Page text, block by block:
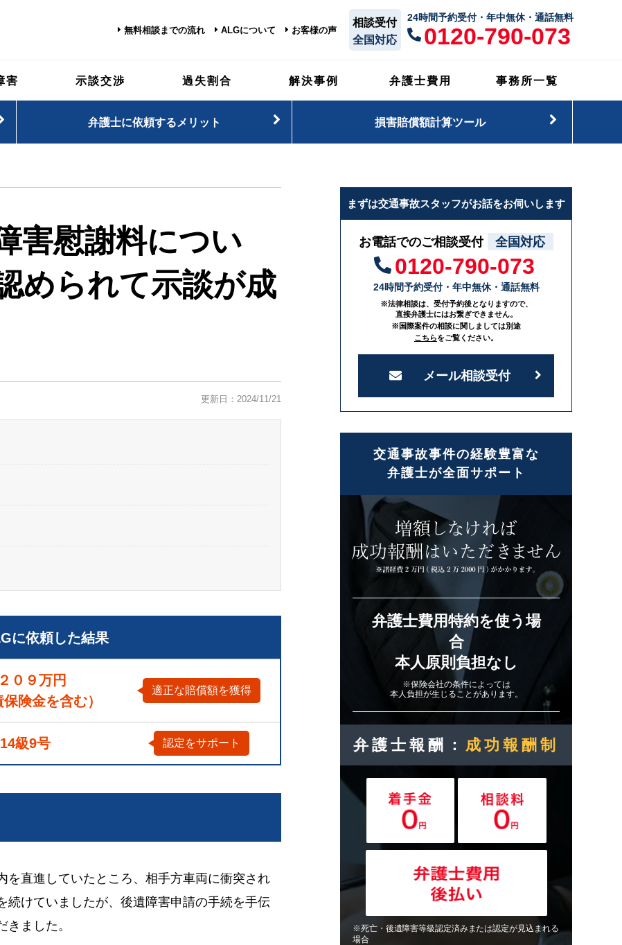
無料相談までの流れ ALGについて お客様の声
相談受付
全国対応
24時間予約受付・年中無休・通話無料
0120-790-073
害 示談交渉 過失割合 解決事例 弁護士費用 事務所一覧
弁護士に依頼するメリット 損害賠償額計算ツール
害慰謝料につい
められて示談が成
更新日：2024/11/21
に依頼した結果
０９万円
保険金を含む）
適正な賠償額を獲得
14級9号 認定をサポート
を直進していたところ、相手方車両に衝突され
続けていましたが、後遺障害申請の手続を手伝
ました。
まずは交通事故スタッフがお話をお伺いします
お電話でのご相談受付 全国対応
0120-790-073
24時間予約受付・年中無休・通話無料
※法律相談は、受付予約後となりますので、
直接弁護士にはお繋ぎできません。
※国際案件の相談に関しましては別途
こちらをご覧ください。
メール相談受付
交通事故事件の経験豊富な
弁護士が全面サポート
弁護士費用特約を使う場
合
本人原則負担なし
※保険会社の条件によっては
本人負担が生じることがあります。
弁護士報酬： 成功報酬制
※死亡・後遺障害等級認定済みまたは認定が見込まれる
場合